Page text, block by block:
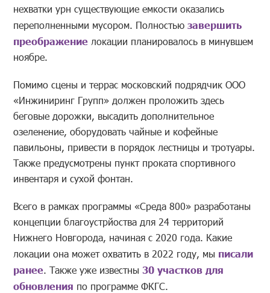
нехватки урн существующие емкости оказались
переполненными мусором. Полностьюзавершить
преображение локации планировалось в минувшем
ноябре.
Помимо сцены и террас московский подрядчик ООО
«Инжиниринг Групп» должен проложить здесь
беговые дорожки, высадить дополнительное
озеленение, оборудовать чайные и кофейные
павильоны, привести в порядок лестницы и тротуары.
Также предусмотрены пункт проката спортивного
инвентаря и сухой фонтан.
Всего в рамках программы «Среда 800» разработаны
концепции благоустрйоства для 24 территорий
Нижнего Новгорода, начиная с 2020 года. Какие
локации она может охватить в 2022 году, мы писали
ранее. Также уже известны 30 участков для
обновления по программе ФКГС.